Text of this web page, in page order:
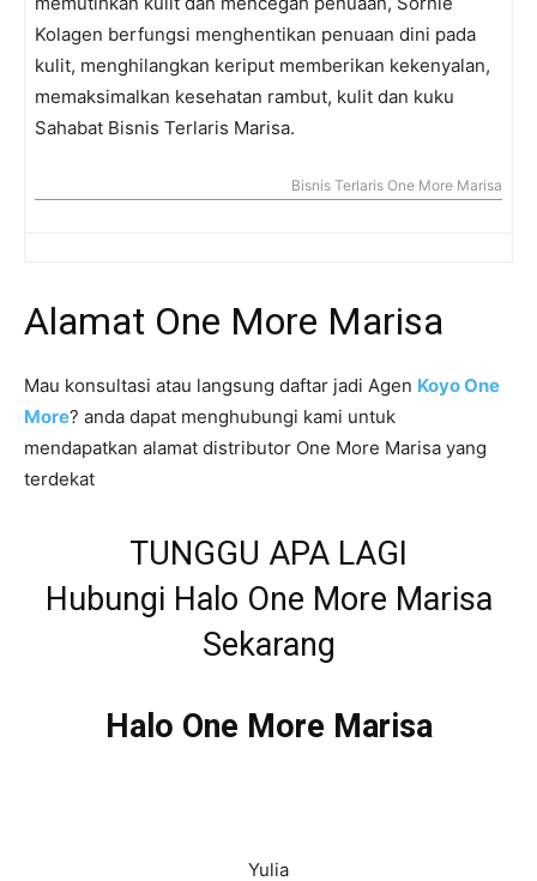
Kolagen berfungsi menghentikan penuaan dini pada
kulit, menghilangkan keriput memberikan kekenyalan,
memaksimalkan kesehatan rambut, kulit dan kuku
Sahabat Bisnis Terlaris Marisa.
Bisnis Terlaris One More Marisa
Alamat One More Marisa
Mau konsultasi atau langsung daftar jadi Agen Koyo One
More? anda dapat menghubungi kami untuk
mendapatkan alamat distributor One More Marisa yang
terdekat
TUNGGU APA LAGI
Hubungi Halo One More Marisa
Sekarang
Halo One More Marisa
Yulia